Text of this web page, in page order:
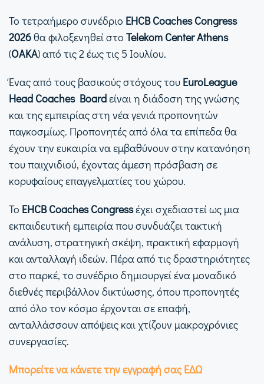
Το τετραήμερο συνέδριο EHCB Coaches Congress
2026θα φιλοξενηθεί στο Telekom Center Athens
(ΟΑΚΑ) από τις 2 έως τις 5 Ιουλίου.
Ένας από τους βασικούς στόχους του EuroLeague
Head Coaches Boardείναι η διάδοση της γνώσης
και της εμπειρίας στη νέα γενιά προπονητών
παγκοσμίως. Προπονητές από όλα τα επίπεδα θα
έχουν την ευκαιρία να εμβαθύνουν στην κατανόηση
του παιχνιδιού, έχοντας άμεση πρόσβαση σε
κορυφαίους επαγγελματίες του χώρου.
Το EHCB Coaches Congressέχει σχεδιαστεί ως μια
εκπαιδευτική εμπειρία που συνδυάζει τακτική
ανάλυση, στρατηγική σκέψη, πρακτική εφαρμογή
και ανταλλαγή ιδεών. Πέρα από τις δραστηριότητες
στο παρκέ, το συνέδριο δημιουργεί ένα μοναδικό
διεθνές περιβάλλον δικτύωσης, όπου προπονητές
από όλο τον κόσμο έρχονται σε επαφή,
ανταλλάσσουν απόψεις και χτίζουν μακροχρόνιες
συνεργασίες.
Μπορείτε να κάνετε την εγγραφή σας ΕΔΩ